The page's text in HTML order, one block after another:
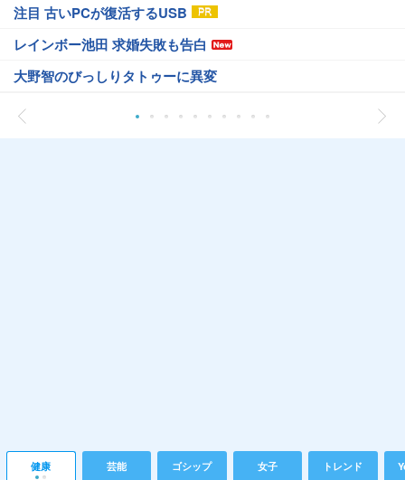
注目 古いPCが復活するUSB
レインボー池田 求婚失敗も告白
大野智のびっしりタトゥーに異変
健康 芸能 ゴシップ 女子 トレンド